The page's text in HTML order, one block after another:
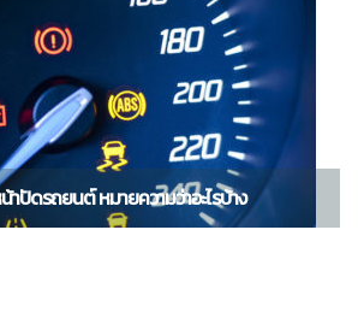
ดรถยนต์ หมายความว่าอะไรบ้าง